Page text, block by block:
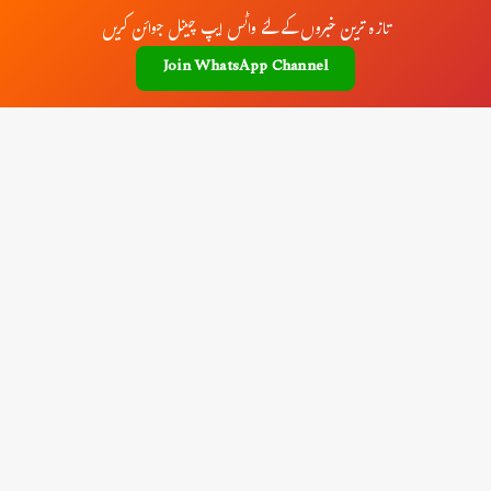
تازہ ترین خبروں کے لئے واٹس ایپ چینل جوائن کریں
Join WhatsApp Channel